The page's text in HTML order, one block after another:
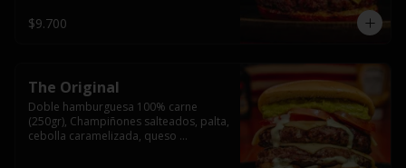
$9.700
The Original
Doble hamburguesa 100% carne
(250gr), Champiñones salteados, palta,
cebolla caramelizada, queso